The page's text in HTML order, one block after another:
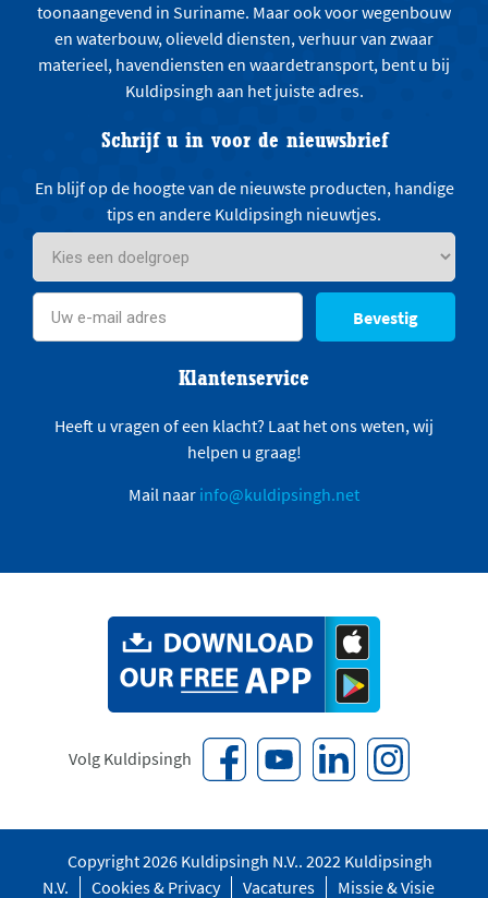
toonaangevend in Suriname. Maar ook voor wegenbouw
en waterbouw, olieveld diensten, verhuur van zwaar
materieel, havendiensten en waardetransport, bent u bij
Kuldipsingh aan het juiste adres.
Schrijf u in voor de nieuwsbrief
En blijf op de hoogte van de nieuwste producten, handige
tips en andere Kuldipsingh nieuwtjes.
Bevestig
Klantenservice
Heeft u vragen of een klacht? Laat het ons weten, wij
helpen u graag!
Mail naar info@kuldipsingh.net
Volg Kuldipsingh
Copyright 2026 Kuldipsingh N.V.. 2022 Kuldipsingh
N.V.
Cookies & Privacy Vacatures Missie & Visie